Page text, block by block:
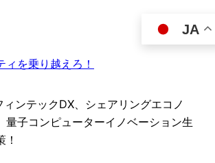
ィを乗り越えろ！
ィンテックDX、シェアリングエコノ
量子コンピューターイノベーション生
JA